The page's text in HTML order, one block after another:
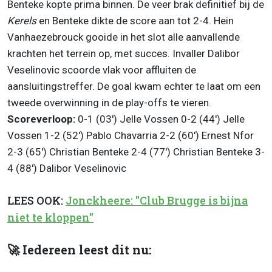
Benteke kopte prima binnen. De veer brak definitief bij de
Kerelsen Benteke dikte de score aan tot 2-4. Hein
Vanhaezebrouck gooide in het slot alle aanvallende
krachten het terrein op, met succes. Invaller Dalibor
Veselinovic scoorde vlak voor affluiten de
aansluitingstreffer. De goal kwam echter te laat om een
tweede overwinning in de play-offs te vieren.
Scoreverloop: 0-1 (03') Jelle Vossen 0-2 (44') Jelle
Vossen 1-2 (52') Pablo Chavarria 2-2 (60') Ernest Nfor
2-3 (65') Christian Benteke 2-4 (77') Christian Benteke 3-
4 (88') Dalibor Veselinovic
LEES OOK: Jonckheere: "Club Brugge is bijna
niet te kloppen"
🚀 Iedereen leest dit nu: